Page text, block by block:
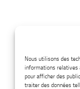
Nous utilisons des
informations relatives
pour afficher des
traiter des données